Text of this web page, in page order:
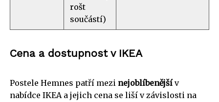
rošt
součástí)
Cena a dostupnost v IKEA
Postele Hemnes patří mezi nejoblíbenější v
nabídce IKEA a jejich cena se liší v závislosti na